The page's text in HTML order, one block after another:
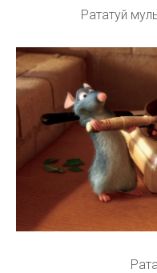
Рататуй